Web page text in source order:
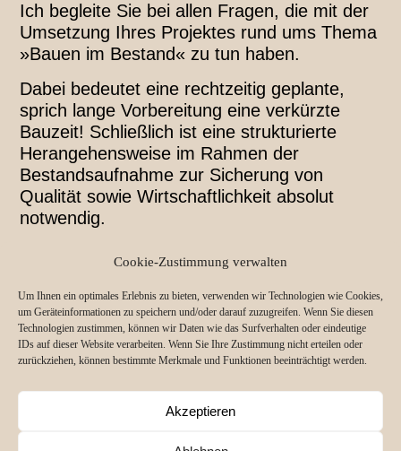
Cookie-Zustimmung verwalten
Um Ihnen ein optimales Erlebnis zu bieten, verwenden wir Technologien wie Cookies,
um Geräteinformationen zu speichern und/oder darauf zuzugreifen. Wenn Sie diesen
Technologien zustimmen, können wir Daten wie das Surfverhalten oder eindeutige
IDs auf dieser Website verarbeiten. Wenn Sie Ihre Zustimmung nicht erteilen oder
zurückziehen, können bestimmte Merkmale und Funktionen beeinträchtigt werden.
Akzeptieren
Ich begleite Sie bei allen Fragen, die mit der
Umsetzung Ihres Projektes rund ums Thema
»Bauen im Bestand« zu tun haben.
Dabei bedeutet eine rechtzeitig geplante,
sprich lange Vorbereitung eine verkürzte
Bauzeit! Schließlich ist eine strukturierte
Herangehensweise im Rahmen der
Bestandsaufnahme zur Sicherung von
Qualität sowie Wirtschaftlichkeit absolut
notwendig.
Meine weitere Begleitung als Fachplanerin
für Ihr Sanierungsvorhaben kann infolge
telefonisch, über regelmäßige Ortstermine
oder auch Bauleitung und Unterstützung der
ausführenden Handwerksbetriebe bestehen.